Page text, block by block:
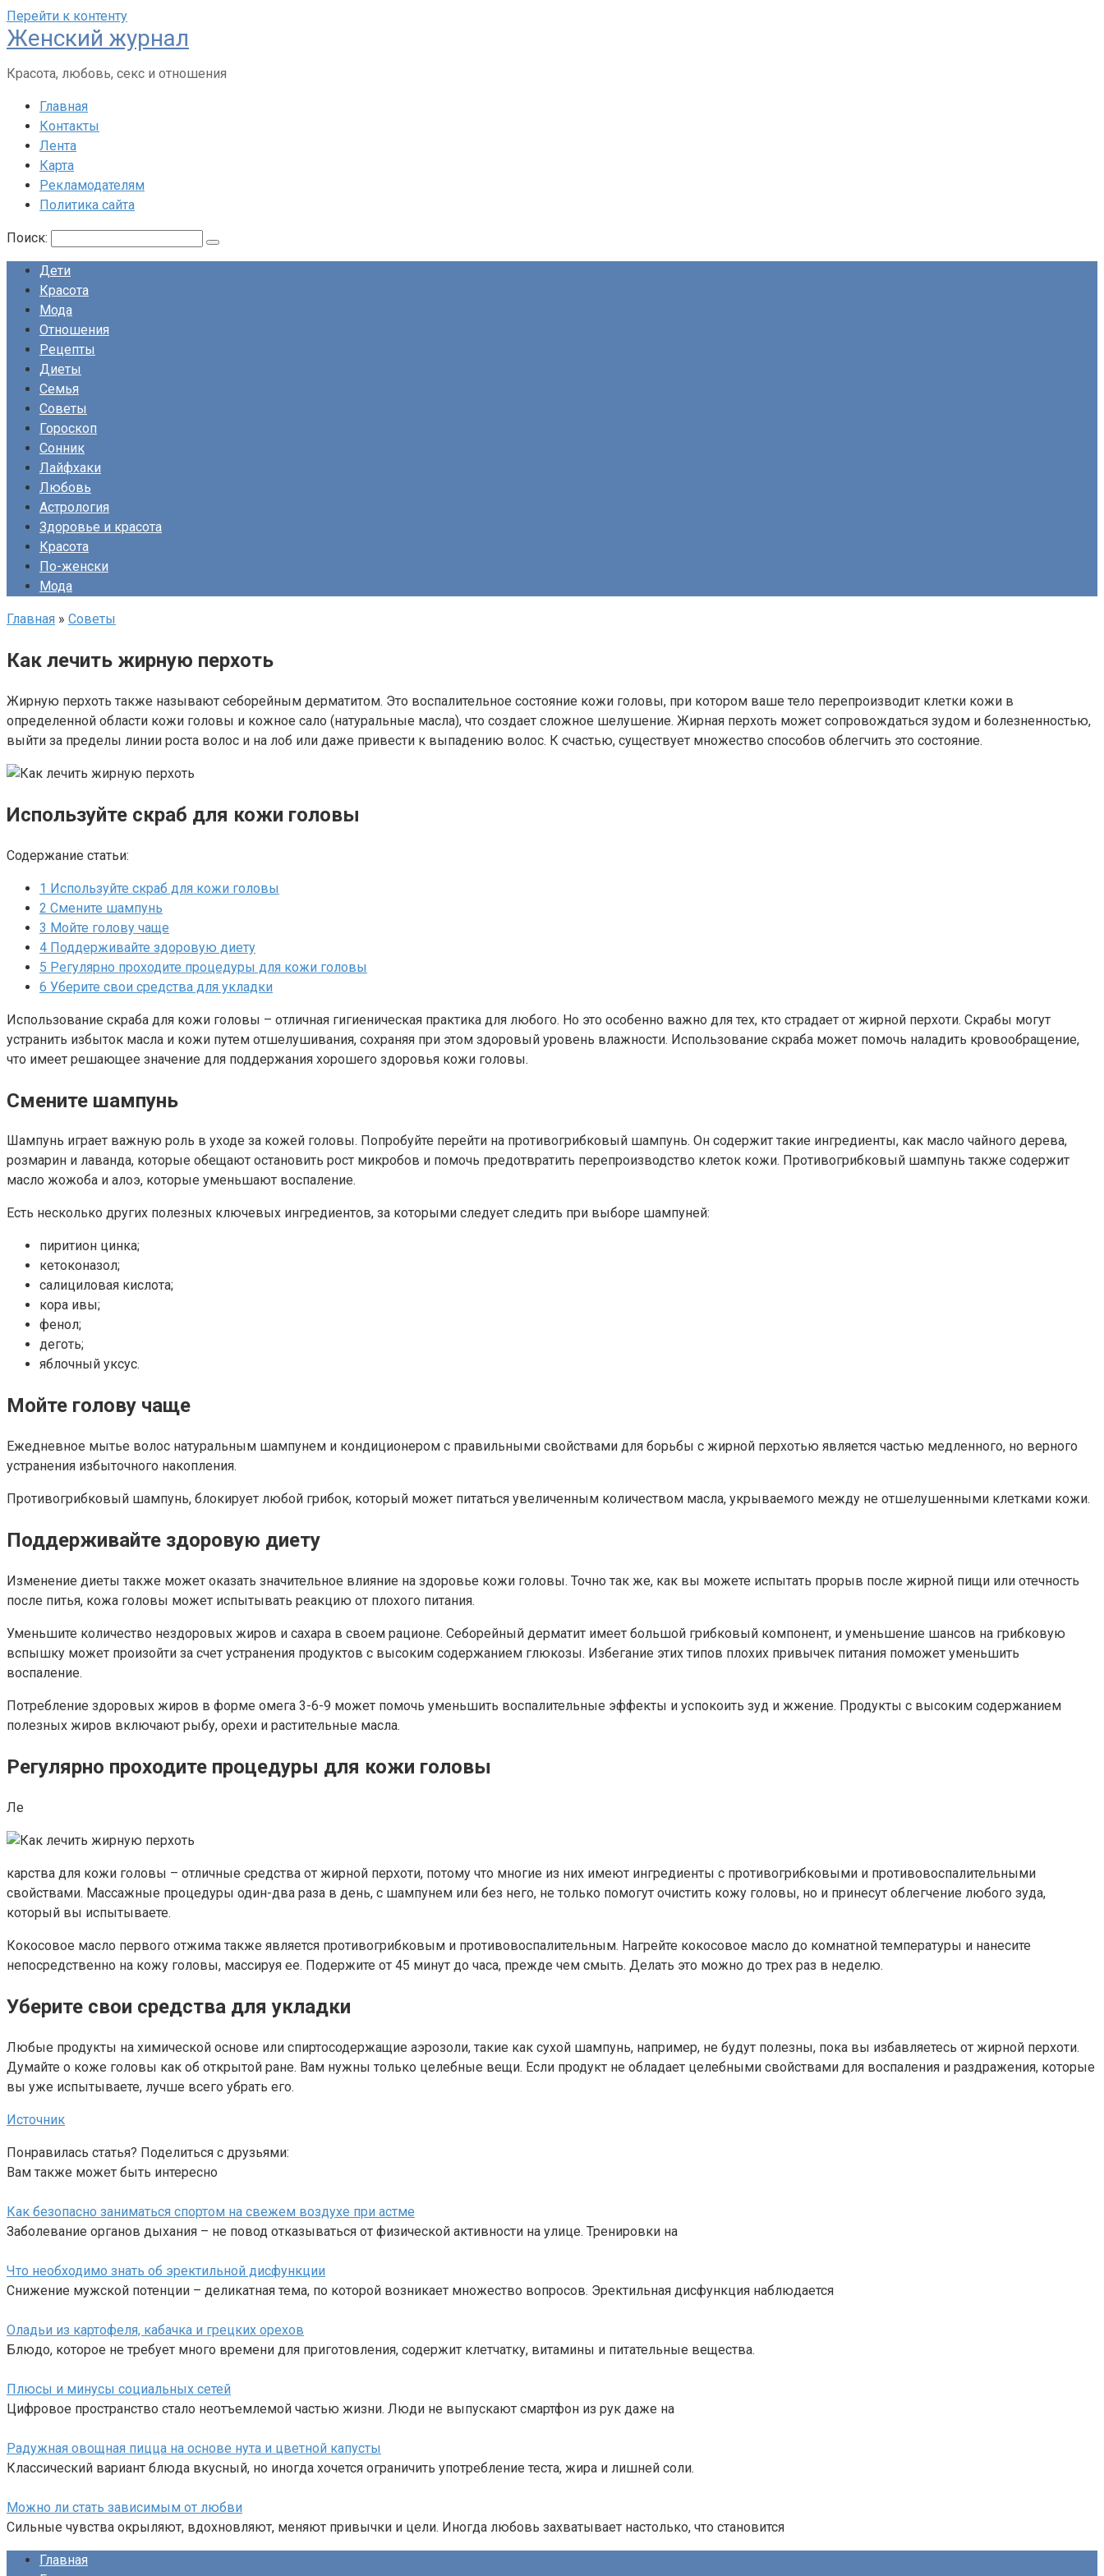
Перейти к контенту
Женский журнал
Красота, любовь, секс и отношения
Главная
Контакты
Лента
Карта
Рекламодателям
Политика сайта
Поиск:
Дети
Красота
Мода
Отношения
Рецепты
Диеты
Семья
Советы
Гороскоп
Сонник
Лайфхаки
Любовь
Астрология
Здоровье и красота
Красота
По-женски
Мода
Главная » Советы
Как лечить жирную перхоть
Жирную перхоть также называют себорейным дерматитом. Это воспалительное состояние кожи головы, при котором ваше тело перепроизводит клетки кожи в
определенной области кожи головы и кожное сало (натуральные масла), что создает сложное шелушение. Жирная перхоть может сопровождаться зудом и болезненностью,
выйти за пределы линии роста волос и на лоб или даже привести к выпадению волос. К счастью, существует множество способов облегчить это состояние.
Используйте скраб для кожи головы
Содержание статьи:
1 Используйте скраб для кожи головы
2 Смените шампунь
3 Мойте голову чаще
4 Поддерживайте здоровую диету
5 Регулярно проходите процедуры для кожи головы
6 Уберите свои средства для укладки
Использование скраба для кожи головы – отличная гигиеническая практика для любого. Но это особенно важно для тех, кто страдает от жирной перхоти. Скрабы могут
устранить избыток масла и кожи путем отшелушивания, сохраняя при этом здоровый уровень влажности. Использование скраба может помочь наладить кровообращение,
что имеет решающее значение для поддержания хорошего здоровья кожи головы.
Смените шампунь
Шампунь играет важную роль в уходе за кожей головы. Попробуйте перейти на противогрибковый шампунь. Он содержит такие ингредиенты, как масло чайного дерева,
розмарин и лаванда, которые обещают остановить рост микробов и помочь предотвратить перепроизводство клеток кожи. Противогрибковый шампунь также содержит
масло жожоба и алоэ, которые уменьшают воспаление.
Есть несколько других полезных ключевых ингредиентов, за которыми следует следить при выборе шампуней:
пиритион цинка;
кетоконазол;
салициловая кислота;
кора ивы;
фенол;
деготь;
яблочный уксус.
Мойте голову чаще
Ежедневное мытье волос натуральным шампунем и кондиционером с правильными свойствами для борьбы с жирной перхотью является частью медленного, но верного
устранения избыточного накопления.
Противогрибковый шампунь, блокирует любой грибок, который может питаться увеличенным количеством масла, укрываемого между не отшелушенными клетками кожи.
Поддерживайте здоровую диету
Изменение диеты также может оказать значительное влияние на здоровье кожи головы. Точно так же, как вы можете испытать прорыв после жирной пищи или отечность
после питья, кожа головы может испытывать реакцию от плохого питания.
Уменьшите количество нездоровых жиров и сахара в своем рационе. Себорейный дерматит имеет большой грибковый компонент, и уменьшение шансов на грибковую
вспышку может произойти за счет устранения продуктов с высоким содержанием глюкозы. Избегание этих типов плохих привычек питания поможет уменьшить
воспаление.
Потребление здоровых жиров в форме омега 3-6-9 может помочь уменьшить воспалительные эффекты и успокоить зуд и жжение. Продукты с высоким содержанием
полезных жиров включают рыбу, орехи и растительные масла.
Регулярно проходите процедуры для кожи головы
Ле
карства для кожи головы – отличные средства от жирной перхоти, потому что многие из них имеют ингредиенты с противогрибковыми и противовоспалительными
свойствами. Массажные процедуры один-два раза в день, с шампунем или без него, не только помогут очистить кожу головы, но и принесут облегчение любого зуда,
который вы испытываете.
Кокосовое масло первого отжима также является противогрибковым и противовоспалительным. Нагрейте кокосовое масло до комнатной температуры и нанесите
непосредственно на кожу головы, массируя ее. Подержите от 45 минут до часа, прежде чем смыть. Делать это можно до трех раз в неделю.
Уберите свои средства для укладки
Любые продукты на химической основе или спиртосодержащие аэрозоли, такие как сухой шампунь, например, не будут полезны, пока вы избавляетесь от жирной перхоти.
Думайте о коже головы как об открытой ране. Вам нужны только целебные вещи. Если продукт не обладает целебными свойствами для воспаления и раздражения, которые
вы уже испытываете, лучше всего убрать его.
Источник
Понравилась статья? Поделиться с друзьями:
Вам также может быть интересно
Как безопасно заниматься спортом на свежем воздухе при астме
Заболевание органов дыхания – не повод отказываться от физической активности на улице. Тренировки на
Что необходимо знать об эректильной дисфункции
Снижение мужской потенции – деликатная тема, по которой возникает множество вопросов. Эректильная дисфункция наблюдается
Оладьи из картофеля, кабачка и грецких орехов
Блюдо, которое не требует много времени для приготовления, содержит клетчатку, витамины и питательные вещества.
Плюсы и минусы социальных сетей
Цифровое пространство стало неотъемлемой частью жизни. Люди не выпускают смартфон из рук даже на
Радужная овощная пицца на основе нута и цветной капусты
Классический вариант блюда вкусный, но иногда хочется ограничить употребление теста, жира и лишней соли.
Можно ли стать зависимым от любви
Сильные чувства окрыляют, вдохновляют, меняют привычки и цели. Иногда любовь захватывает настолько, что становится
Главная